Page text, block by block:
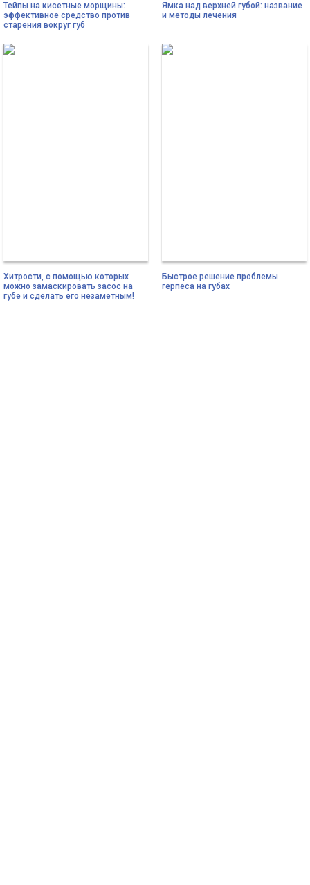
Тейпы на кисетные морщины:
эффективное средство против
старения вокруг губ
Ямка над верхней губой: название
и методы лечения
Хитрости, с помощью которых
можно замаскировать засос на
губе и сделать его незаметным!
Быстрое решение проблемы
герпеса на губах